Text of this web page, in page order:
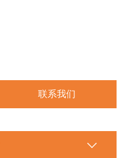
联系我们